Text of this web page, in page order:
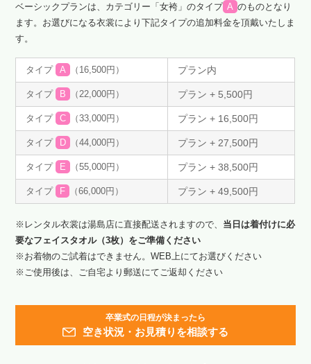
ベーシックプランは、カテゴリー「女袴」のタイプ A のものとなり
ます。 お選びになる衣裳により下記タイプの追加料金を頂戴いたしま
す。
タイプ A （16,500円） プラン内
タイプ B （22,000円） プラン + 5,500円
タイプ C （33,000円） プラン + 16,500円
タイプ D （44,000円） プラン + 27,500円
タイプ E （55,000円） プラン + 38,500円
タイプ F （66,000円） プラン + 49,500円
※レンタル衣裳は湯島店に直接配送されますので、 当日は着付けに必
要なフェイスタオル（3枚）をご準備ください
※お着物のご試着はできません。WEB上にてお選びください
※ご使用後は、ご自宅より郵送にてご返却ください
卒業式の日程が決まったら
空き状況・お見積りを相談する